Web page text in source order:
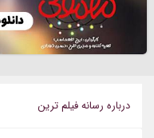
درباره رسانه فيلم ترين